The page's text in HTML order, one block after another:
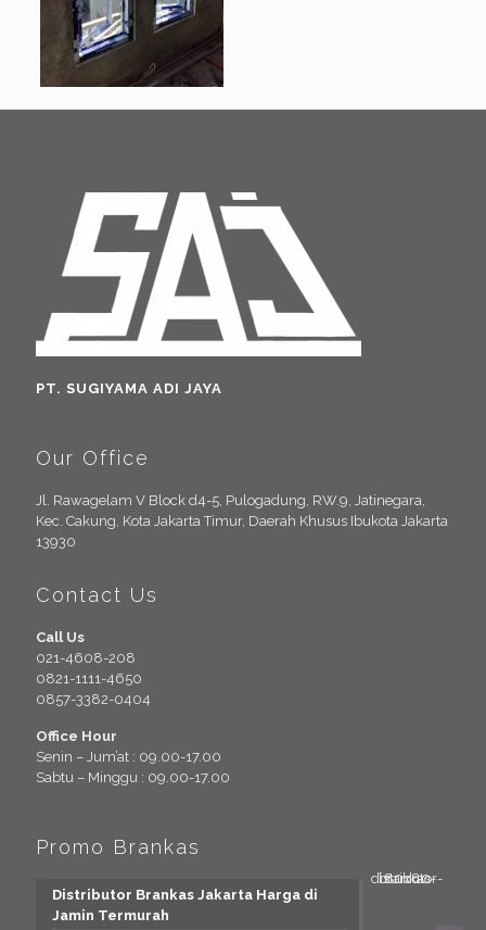
PT. SUGIYAMA ADI JAYA
Our Office
Jl. Rawagelam V Block d4-5, Pulogadung, RW.9, Jatinegara,
Kec. Cakung, Kota Jakarta Timur, Daerah Khusus Ibukota Jakarta
13930
Contact Us
Call Us
021-4608-208
0821-1111-4650
0857-3382-0404
Office Hour
Senin – Jum’at : 09.00-17.00
Sabtu – Minggu : 09.00-17.00
Promo Brankas
Distributor Brankas Jakarta Harga di
Jamin Termurah